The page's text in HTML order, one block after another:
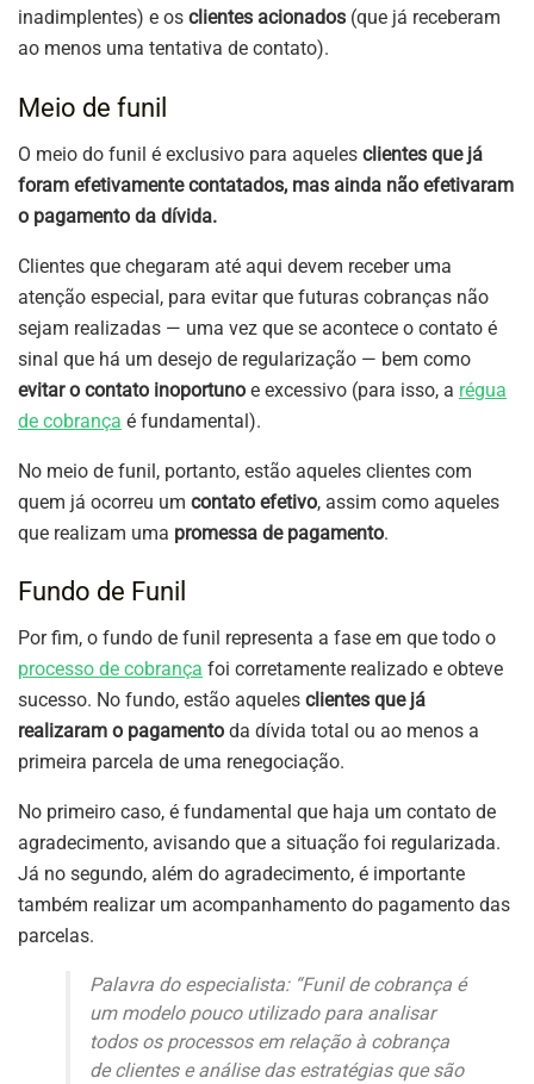
inadimplentes) e os clientes acionados (que já receberam
ao menos uma tentativa de contato).
Meio de funil
O meio do funil é exclusivo para aqueles clientes que já
foram efetivamente contatados, mas ainda não efetivaram
o pagamento da dívida.
Clientes que chegaram até aqui devem receber uma
atenção especial, para evitar que futuras cobranças não
sejam realizadas — uma vez que se acontece o contato é
sinal que há um desejo de regularização — bem como
evitar o contato inoportuno e excessivo (para isso, a régua
de cobrança é fundamental).
No meio de funil, portanto, estão aqueles clientes com
quem já ocorreu um contato efetivo, assim como aqueles
que realizam uma promessa de pagamento.
Fundo de Funil
Por fim, o fundo de funil representa a fase em que todo o
processo de cobrança foi corretamente realizado e obteve
sucesso. No fundo, estão aqueles clientes que já
realizaram o pagamento da dívida total ou ao menos a
primeira parcela de uma renegociação.
No primeiro caso, é fundamental que haja um contato de
agradecimento, avisando que a situação foi regularizada.
Já no segundo, além do agradecimento, é importante
também realizar um acompanhamento do pagamento das
parcelas.
Palavra do especialista: “Funil de cobrança é
um modelo pouco utilizado para analisar
todos os processos em relação à cobrança
de clientes e análise das estratégias que são